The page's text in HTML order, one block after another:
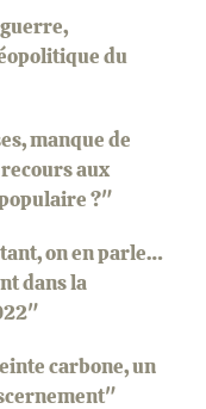
du
manque de
aux
?"
on en parle…
dans la
carbone, un